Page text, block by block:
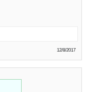
12/8/2017